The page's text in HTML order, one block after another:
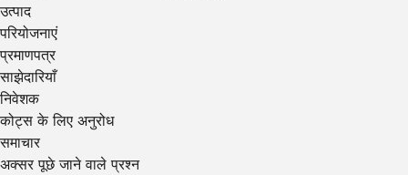
उत्पाद
परियोजनाएं
प्रमाणपत्र
साझेदारियाँ
निवेशक
कोट्स के लिए अनुरोध
समाचार
अक्सर पूछे जाने वाले प्रश्न